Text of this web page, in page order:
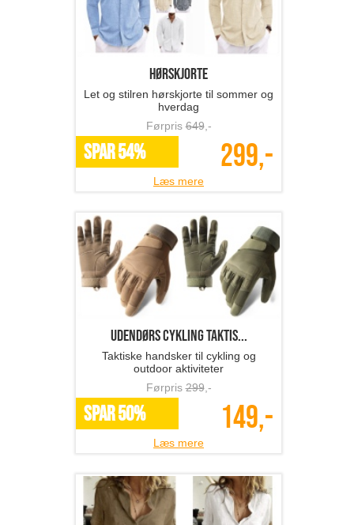
hørskjorte
Let og stilren hørskjorte til sommer og
hverdag
Førpris649,-
SPAR 54% 299,-
Læs mere
Udendørs cykling taktis...
Taktiske handsker til cykling og
outdoor aktiviteter
Førpris299,-
SPAR 50% 149,-
Læs mere